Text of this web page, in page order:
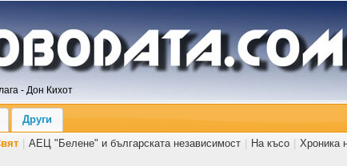
- Дон Кихот
Други
АЕЦ "Белене" и българската независимост На късо Хроника